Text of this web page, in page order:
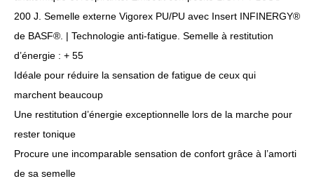
200 J. Semelle externe Vigorex PU/PU avec Insert INFINERGY®
de BASF®. | Technologie anti-fatigue. Semelle à restitution
d’énergie : + 55
Idéale pour réduire la sensation de fatigue de ceux qui
marchent beaucoup
Une restitution d’énergie exceptionnelle lors de la marche pour
rester tonique
Procure une incomparable sensation de confort grâce à l’amorti
de sa semelle